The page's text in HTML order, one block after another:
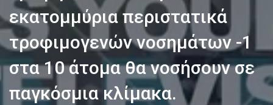
εκατομμύρια περιστατικά
τροφιμογενών νοσημάτων -1
στα 10 άτομα θα νοσήσουν σε
παγκόσμια κλίμακα.